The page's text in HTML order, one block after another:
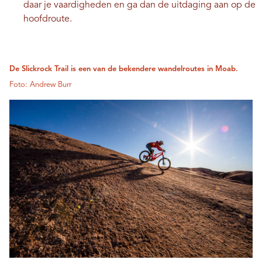
daar je vaardigheden en ga dan de uitdaging aan op de
hoofdroute.
De Slickrock Trail is een van de bekendere wandelroutes in Moab.
Foto: Andrew Burr